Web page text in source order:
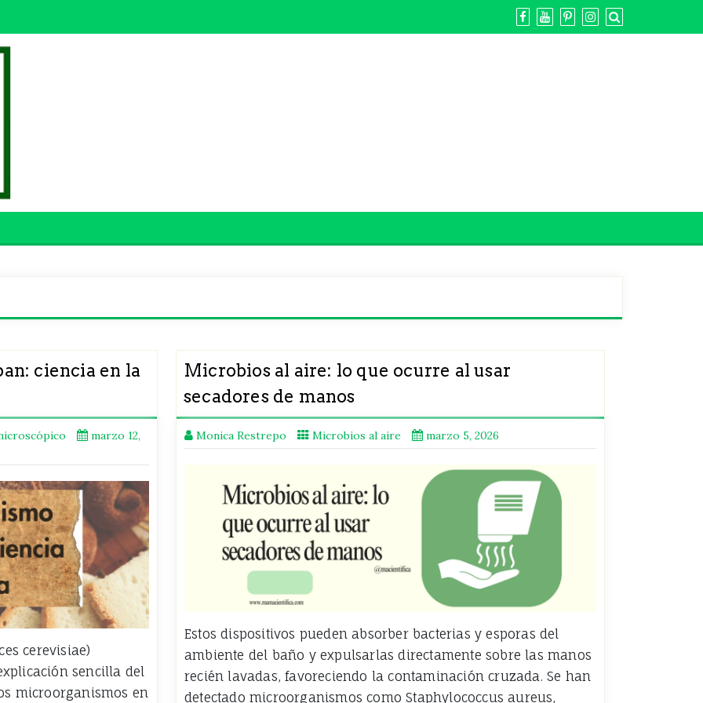
ciencia en la
marzo 12,
cerevisiae)
sencilla del
microorganismos en
Microbios al aire: lo que ocurre al usar
secadores de manos
Monica Restrepo Microbios al aire marzo 5, 2026
Estos dispositivos pueden absorber bacterias y esporas del
ambiente del baño y expulsarlas directamente sobre las manos
recién lavadas, favoreciendo la contaminación cruzada. Se han
detectado microorganismos como Staphylococcus aureus,